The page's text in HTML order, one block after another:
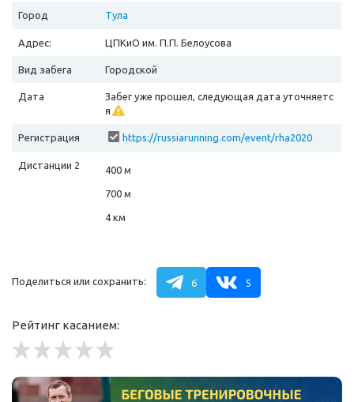
Город Тула
Адрес: ЦПКиО им. П.П. Белоусова
Вид забега Городской
Дата
Забег уже прошел, следующая дата уточняетс
я
Регистрация https://russiarunning.com/event/rha2020
Дистанции 2 400 м
700 м
4 км
Поделиться или сохранить: 6 5
Рейтинг касанием: